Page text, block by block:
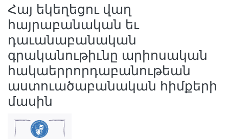
&
Collections
All of DSpace
Հայ եկեղեցու վաղ
հայրաբանական եւ
դաւանաբանական
գրականութիւնը արիոսական
հակաերրորդաբանութեան
աստուածաբանական հիմքերի
մասին